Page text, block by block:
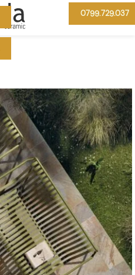
0799.729.037